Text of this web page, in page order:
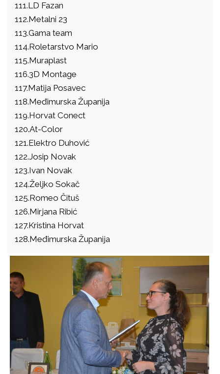
111.LD Fazan
112.Metalni 23
113.Gama team
114.Roletarstvo Mario
115.Muraplast
116.3D Montage
117.Matija Posavec
118.Međimurska Županija
119.Horvat Conect
120.At-Color
121.Elektro Duhović
122.Josip Novak
123.Ivan Novak
124.Željko Sokač
125.Romeo Čituš
126.Mirjana Ribić
127.Kristina Horvat
128.Međimurska Županija